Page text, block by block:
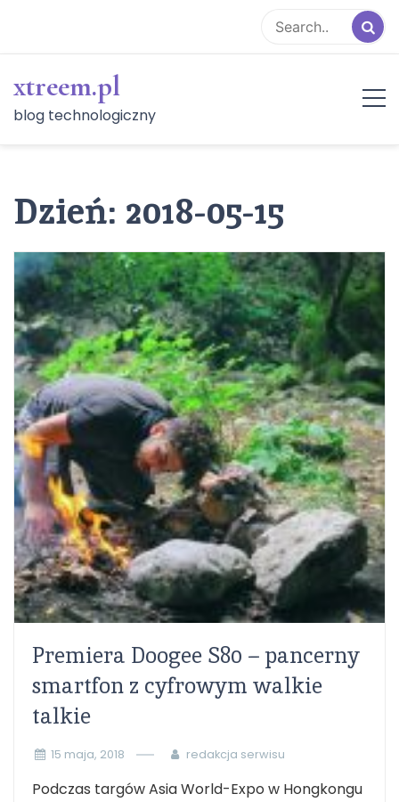
content
xtreem.pl
blog technologiczny
Dzień: 2018-05-15
Premiera Doogee S80 – pancerny
smartfon z cyfrowym walkie
talkie
15 maja, 2018 redakcja serwisu
Podczas targów Asia World-Expo w Hongkongu